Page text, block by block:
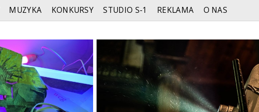
MUZYKA KONKURSY STUDIO S-1 REKLAMA O NAS